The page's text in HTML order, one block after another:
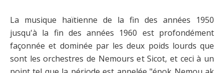
La musique haïtienne de la fin des années 1950
jusqu'à la fin des années 1960 est profondément
façonnée et dominée par les deux poids lourds que
sont les orchestres de Nemours et Sicot, et ceci à un